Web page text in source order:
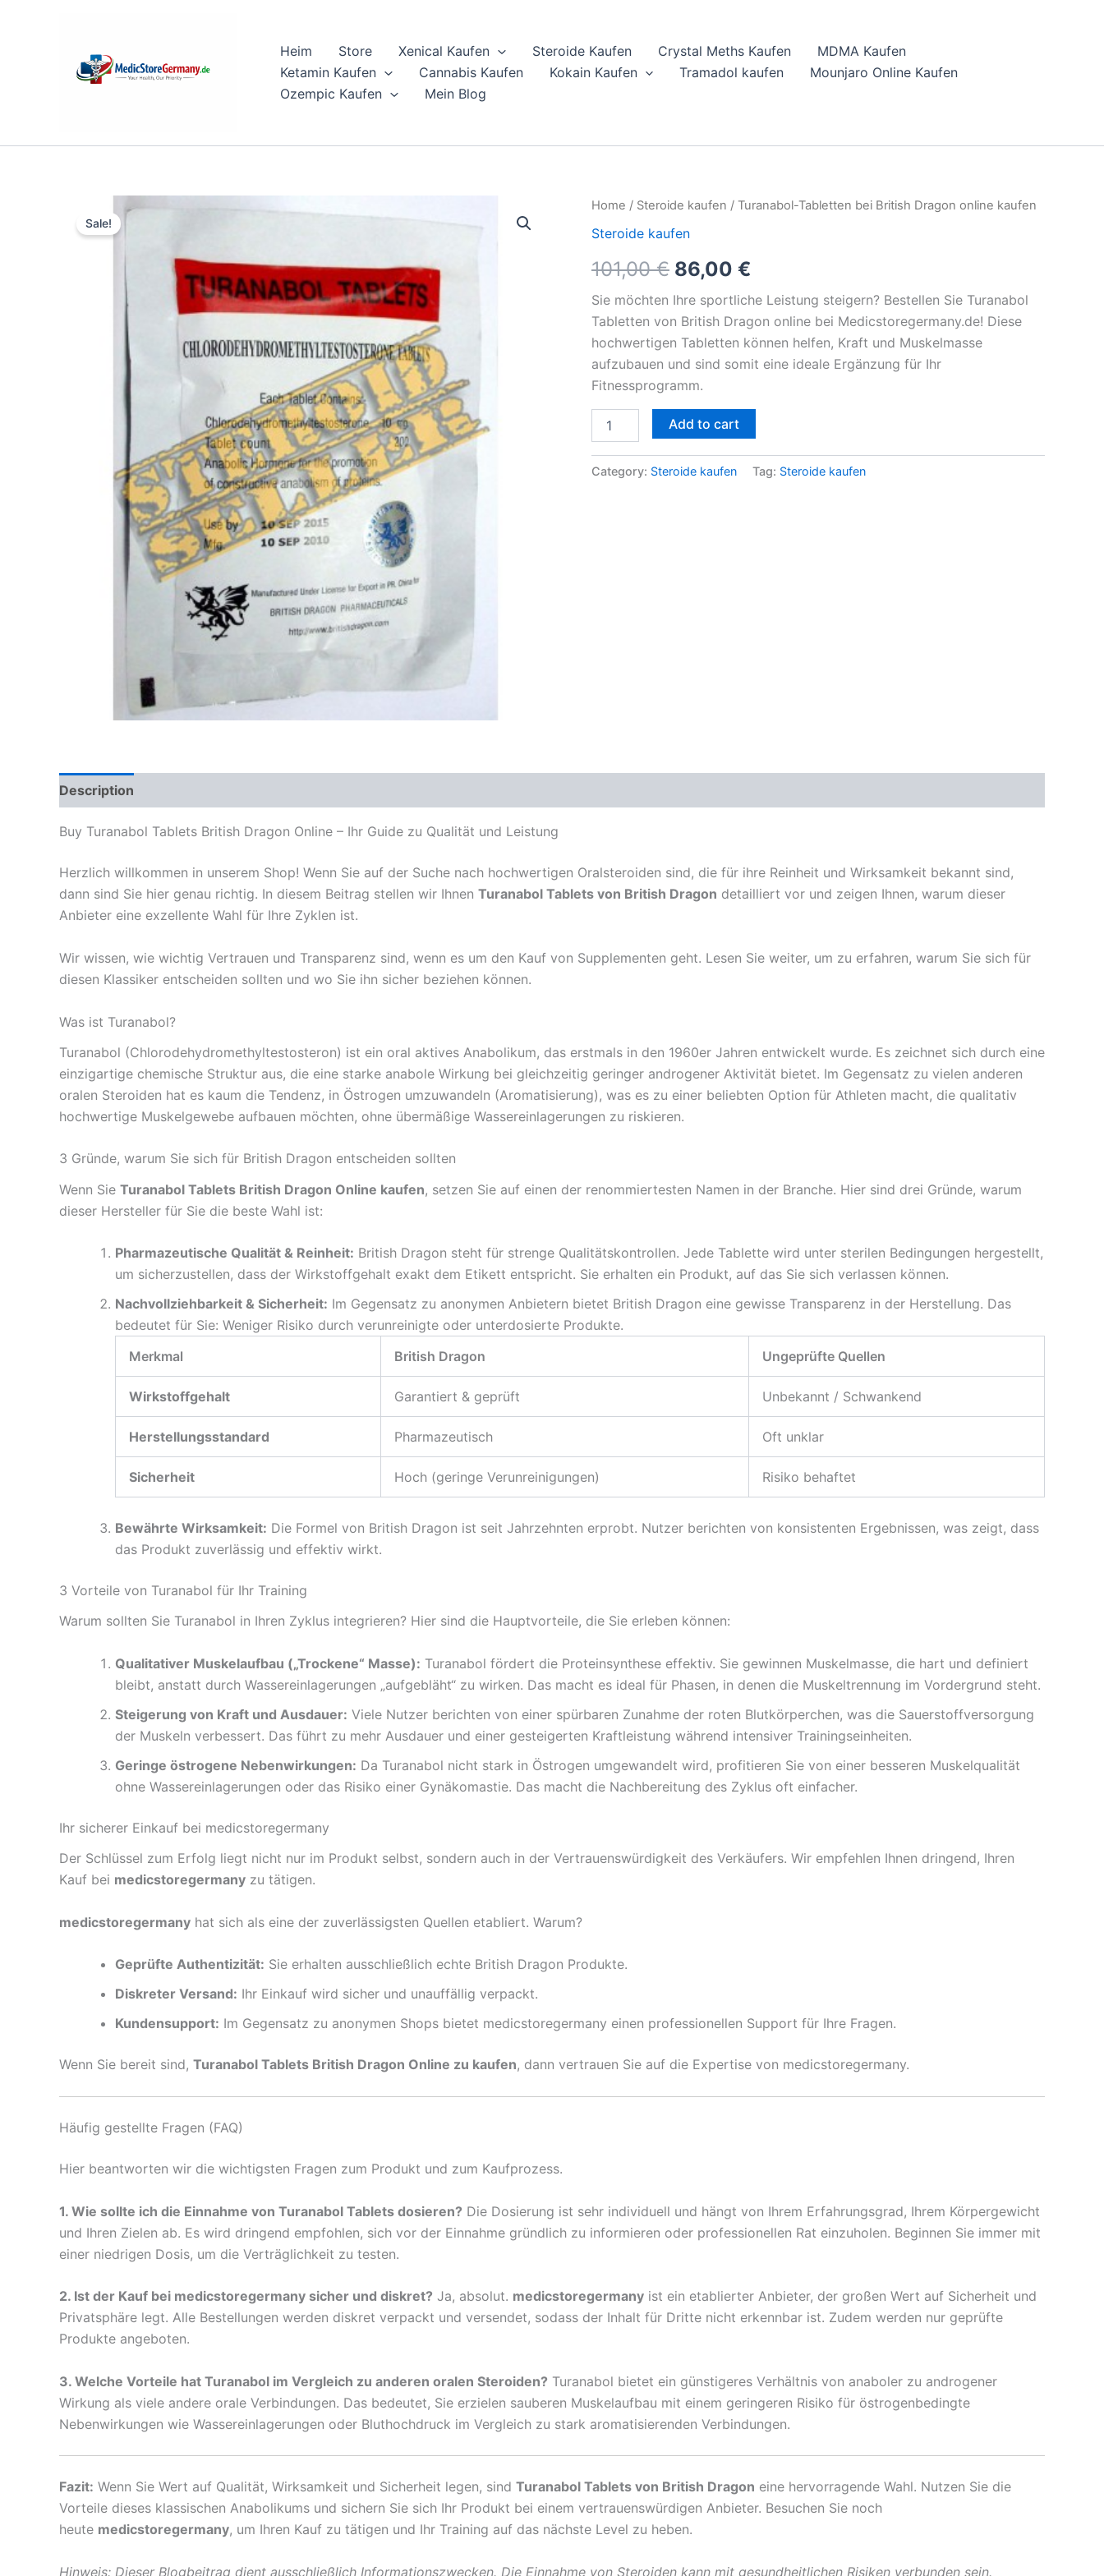
Heim Store Xenical Kaufen Steroide Kaufen Crystal Meths Kaufen
MDMA Kaufen
Ketamin Kaufen
Cannabis Kaufen Kokain Kaufen Tramadol kaufen
Mounjaro Online Kaufen
Ozempic Kaufen
Mein Blog
Sale!
Home / Steroide kaufen / Turanabol-Tabletten bei British Dragon online kaufen
Steroide kaufen
101,00€
Original
price
was:
101,00 €.
86,00 €
Current
86,00 €.
Sie möchten Ihre sportliche Leistung steigern? Bestellen Sie Turanabol
Tabletten von British Dragon online bei Medicstoregermany.de! Diese
hochwertigen Tabletten können helfen, Kraft und Muskelmasse
aufzubauen und sind somit eine ideale Ergänzung für Ihr
Fitnessprogramm.
Turanabol-
bei
Dragon
kaufen
quantity
Add to cart
Category: Steroide kaufen Tag: Steroide kaufen
Description
Buy Turanabol Tablets British Dragon Online – Ihr Guide zu Qualität und Leistung
Herzlich willkommen in unserem Shop! Wenn Sie auf der Suche nach hochwertigen Oralsteroiden sind, die für ihre Reinheit und Wirksamkeit bekannt sind,
dann sind Sie hier genau richtig. In diesem Beitrag stellen wir Ihnen Turanabol Tablets von British Dragon detailliert vor und zeigen Ihnen, warum dieser
Anbieter eine exzellente Wahl für Ihre Zyklen ist.
Wir wissen, wie wichtig Vertrauen und Transparenz sind, wenn es um den Kauf von Supplementen geht. Lesen Sie weiter, um zu erfahren, warum Sie sich für
diesen Klassiker entscheiden sollten und wo Sie ihn sicher beziehen können.
Was ist Turanabol?
Turanabol (Chlorodehydromethyltestosteron) ist ein oral aktives Anabolikum, das erstmals in den 1960er Jahren entwickelt wurde. Es zeichnet sich durch eine
einzigartige chemische Struktur aus, die eine starke anabole Wirkung bei gleichzeitig geringer androgener Aktivität bietet. Im Gegensatz zu vielen anderen
oralen Steroiden hat es kaum die Tendenz, in Östrogen umzuwandeln (Aromatisierung), was es zu einer beliebten Option für Athleten macht, die qualitativ
hochwertige Muskelgewebe aufbauen möchten, ohne übermäßige Wassereinlagerungen zu riskieren.
3 Gründe, warum Sie sich für British Dragon entscheiden sollten
Wenn Sie Turanabol Tablets British Dragon Online kaufen, setzen Sie auf einen der renommiertesten Namen in der Branche. Hier sind drei Gründe, warum
dieser Hersteller für Sie die beste Wahl ist:
Pharmazeutische Qualität & Reinheit: British Dragon steht für strenge Qualitätskontrollen. Jede Tablette wird unter sterilen Bedingungen hergestellt,
um sicherzustellen, dass der Wirkstoffgehalt exakt dem Etikett entspricht. Sie erhalten ein Produkt, auf das Sie sich verlassen können.
Nachvollziehbarkeit & Sicherheit: Im Gegensatz zu anonymen Anbietern bietet British Dragon eine gewisse Transparenz in der Herstellung. Das
bedeutet für Sie: Weniger Risiko durch verunreinigte oder unterdosierte Produkte.
Merkmal
British Dragon Ungeprüfte Quellen
Wirkstoffgehalt Garantiert & geprüft Unbekannt / Schwankend
Herstellungsstandard Pharmazeutisch Oft unklar
Sicherheit Hoch (geringe Verunreinigungen) Risiko behaftet
Bewährte Wirksamkeit: Die Formel von British Dragon ist seit Jahrzehnten erprobt. Nutzer berichten von konsistenten Ergebnissen, was zeigt, dass
das Produkt zuverlässig und effektiv wirkt.
3 Vorteile von Turanabol für Ihr Training
Warum sollten Sie Turanabol in Ihren Zyklus integrieren? Hier sind die Hauptvorteile, die Sie erleben können:
Qualitativer Muskelaufbau („Trockene“ Masse): Turanabol fördert die Proteinsynthese effektiv. Sie gewinnen Muskelmasse, die hart und definiert
bleibt, anstatt durch Wassereinlagerungen „aufgebläht“ zu wirken. Das macht es ideal für Phasen, in denen die Muskeltrennung im Vordergrund steht.
Steigerung von Kraft und Ausdauer: Viele Nutzer berichten von einer spürbaren Zunahme der roten Blutkörperchen, was die Sauerstoffversorgung
der Muskeln verbessert. Das führt zu mehr Ausdauer und einer gesteigerten Kraftleistung während intensiver Trainingseinheiten.
Geringe östrogene Nebenwirkungen: Da Turanabol nicht stark in Östrogen umgewandelt wird, profitieren Sie von einer besseren Muskelqualität
ohne Wassereinlagerungen oder das Risiko einer Gynäkomastie. Das macht die Nachbereitung des Zyklus oft einfacher.
Ihr sicherer Einkauf bei medicstoregermany
Der Schlüssel zum Erfolg liegt nicht nur im Produkt selbst, sondern auch in der Vertrauenswürdigkeit des Verkäufers. Wir empfehlen Ihnen dringend, Ihren
Kauf bei medicstoregermany zu tätigen.
medicstoregermany hat sich als eine der zuverlässigsten Quellen etabliert. Warum?
Geprüfte Authentizität: Sie erhalten ausschließlich echte British Dragon Produkte.
Diskreter Versand: Ihr Einkauf wird sicher und unauffällig verpackt.
Kundensupport: Im Gegensatz zu anonymen Shops bietet medicstoregermany einen professionellen Support für Ihre Fragen.
Wenn Sie bereit sind, Turanabol Tablets British Dragon Online zu kaufen, dann vertrauen Sie auf die Expertise von medicstoregermany.
Häufig gestellte Fragen (FAQ)
Hier beantworten wir die wichtigsten Fragen zum Produkt und zum Kaufprozess.
1. Wie sollte ich die Einnahme von Turanabol Tablets dosieren? Die Dosierung ist sehr individuell und hängt von Ihrem Erfahrungsgrad, Ihrem Körpergewicht
und Ihren Zielen ab. Es wird dringend empfohlen, sich vor der Einnahme gründlich zu informieren oder professionellen Rat einzuholen. Beginnen Sie immer mit
einer niedrigen Dosis, um die Verträglichkeit zu testen.
2. Ist der Kauf bei medicstoregermany sicher und diskret? Ja, absolut. medicstoregermany ist ein etablierter Anbieter, der großen Wert auf Sicherheit und
Privatsphäre legt. Alle Bestellungen werden diskret verpackt und versendet, sodass der Inhalt für Dritte nicht erkennbar ist. Zudem werden nur geprüfte
Produkte angeboten.
3. Welche Vorteile hat Turanabol im Vergleich zu anderen oralen Steroiden? Turanabol bietet ein günstigeres Verhältnis von anaboler zu androgener
Wirkung als viele andere orale Verbindungen. Das bedeutet, Sie erzielen sauberen Muskelaufbau mit einem geringeren Risiko für östrogenbedingte
Nebenwirkungen wie Wassereinlagerungen oder Bluthochdruck im Vergleich zu stark aromatisierenden Verbindungen.
Fazit: Wenn Sie Wert auf Qualität, Wirksamkeit und Sicherheit legen, sind Turanabol Tablets von British Dragon eine hervorragende Wahl. Nutzen Sie die
Vorteile dieses klassischen Anabolikums und sichern Sie sich Ihr Produkt bei einem vertrauenswürdigen Anbieter. Besuchen Sie noch
heute medicstoregermany, um Ihren Kauf zu tätigen und Ihr Training auf das nächste Level zu heben.
Hinweis: Dieser Blogbeitrag dient ausschließlich Informationszwecken. Die Einnahme von Steroiden kann mit gesundheitlichen Risiken verbunden sein.